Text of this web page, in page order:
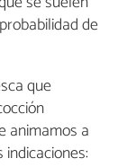
de
que
animamos a